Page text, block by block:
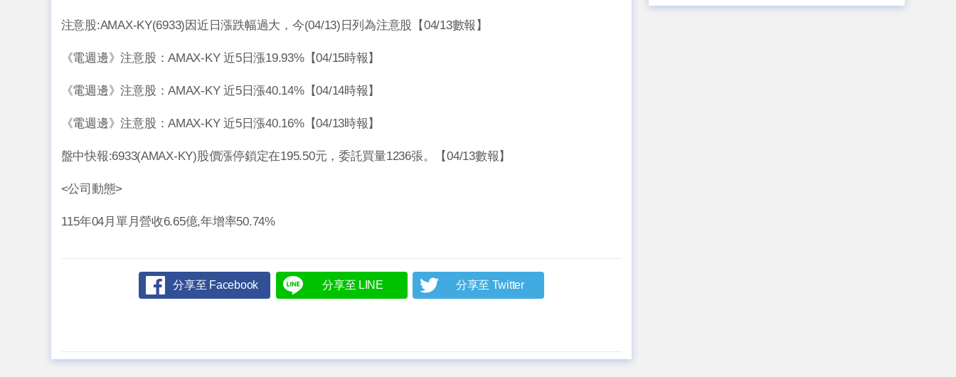
注意股:AMAX-KY(6933)因近日漲跌幅過大，今(04/13)日列為注意股【04/13數報】
《電週邊》注意股：AMAX-KY 近5日漲19.93%【04/15時報】
《電週邊》注意股：AMAX-KY 近5日漲40.14%【04/14時報】
《電週邊》注意股：AMAX-KY 近5日漲40.16%【04/13時報】
盤中快報:6933(AMAX-KY)股價漲停鎖定在195.50元，委託買量1236張。【04/13數報】
<公司動態>
115年04月單月營收6.65億,年增率50.74%
分享至 Facebook 分享至 LINE 分享至 Twitter